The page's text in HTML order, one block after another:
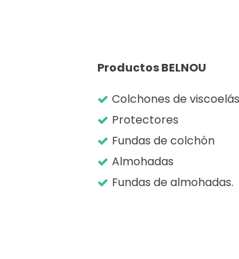
Productos BELNOU
Colchones de
Protectores
Fundas de colchón
Almohadas
Fundas de almohadas.